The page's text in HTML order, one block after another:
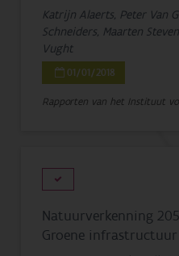
Katrijn Alaerts, Peter Van
Schneiders, Maarten
Vught
01/01/2018
Rapporten van het Instituut
Natuurverkenning
Groene